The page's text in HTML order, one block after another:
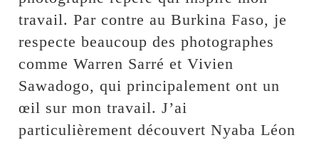
travail. Par contre au Burkina Faso, je
respecte beaucoup des photographes
comme Warren Sarré et Vivien
Sawadogo, qui principalement ont un
œil sur mon travail. J’ai
particulièrement découvert Nyaba Léon